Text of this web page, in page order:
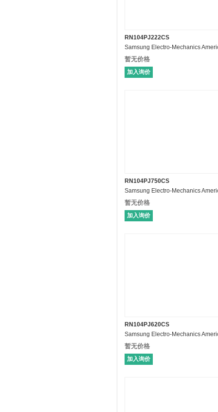
RN104PJ222CS
暂无价格
加入询价
RN104PJ750CS
暂无价格
加入询价
RN104PJ620CS
暂无价格
加入询价